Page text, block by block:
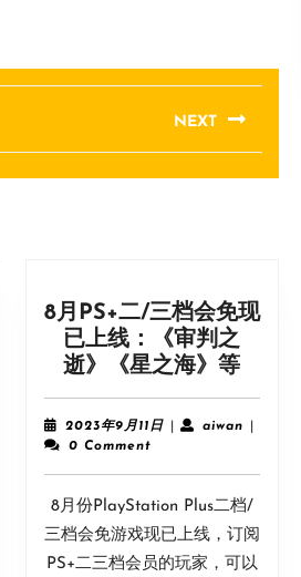
NEXT
8月PS+二/三档会免现
已上线：《审判之
逝》《星之海》等8
PS+二/
档
会
免
现
2023年9月11日2023
11
日
aiwanaiwan
0 Comment
8月份PlayStation Plus二档/
三档会免游戏现已上线，订阅
PS+二三档会员的玩家，可以